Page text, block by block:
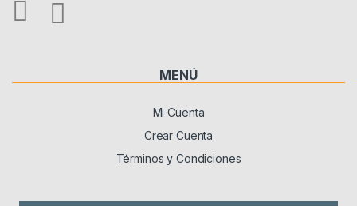
MENÚ
Mi Cuenta
Crear Cuenta
Términos y Condiciones